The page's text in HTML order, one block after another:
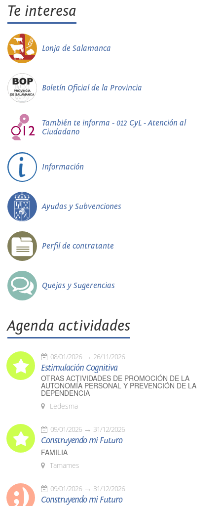
Te interesa
Lonja de Salamanca
Boletín Oficial de la Provincia
También te informa - 012 CyL - Atención al
Ciudadano
Información
Ayudas y Subvenciones
Perfil de contratante
Quejas y Sugerencias
Agenda actividades
08/01/2026 26/11/2026
Estimulación Cognitiva
OTRAS ACTIVIDADES DE PROMOCIÓN DE LA
AUTONOMÍA PERSONAL Y PREVENCIÓN DE LA
DEPENDENCIA
Ledesma
09/01/2026 31/12/2026
Construyendo mi Futuro
FAMILIA
Tamames
09/01/2026 31/12/2026
Construyendo mi Futuro